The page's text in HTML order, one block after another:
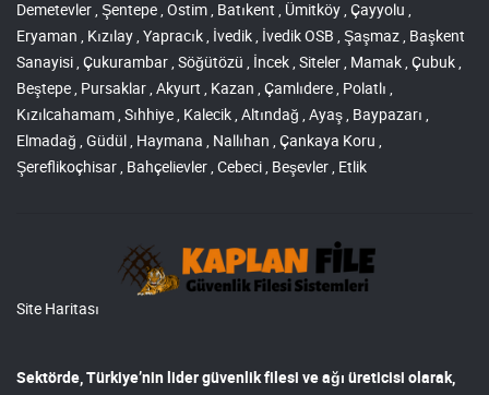
Demetevler , Şentepe , Ostim , Batıkent , Ümitköy , Çayyolu ,
Eryaman , Kızılay , Yapracık , İvedik , İvedik OSB , Şaşmaz , Başkent
Sanayisi , Çukurambar , Söğütözü , İncek , Siteler , Mamak , Çubuk ,
Beştepe , Pursaklar , Akyurt , Kazan , Çamlıdere , Polatlı ,
Kızılcahamam , Sıhhiye , Kalecik , Altındağ , Ayaş , Baypazarı ,
Elmadağ , Güdül , Haymana , Nallıhan , Çankaya Koru ,
Şereflikoçhisar , Bahçelievler , Cebeci , Beşevler , Etlik
Site Haritası
Sektörde, Türkiye’nin lidergüvenlik filesi ve ağı üreticisi olarak,